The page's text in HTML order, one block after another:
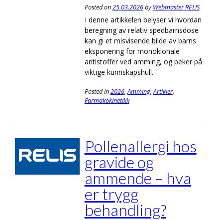
Posted on25.03.2026byWebmaster RELIS
I denne artikkelen belyser vi hvordan
beregning av relativ spedbarnsdose
kan gi et misvisende bilde av barns
eksponering for monoklonale
antistoffer ved amming, og peker på
viktige kunnskapshull.
Posted in2026,Amming,Artikler,
Farmakokinetikk
Pollenallergi hos
gravide og
ammende – hva
er trygg
behandling?